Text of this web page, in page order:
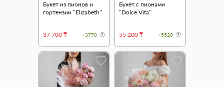
Букет из пионов и
гортензии "Elizabeth"
37 700 ₸ +3770
Букет с пионами
"Dolce Vita"
55 200 ₸ +5520